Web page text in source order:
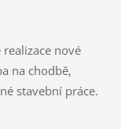
nové
na chodbě,
stavební práce.